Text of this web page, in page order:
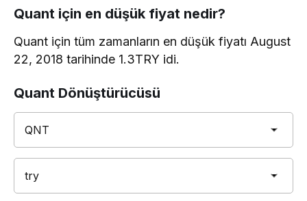
Quant için en düşük fiyat nedir?
Quant için tüm zamanların en düşük fiyatı August
22, 2018 tarihinde 1.3TRY idi.
Quant Dönüştürücüsü